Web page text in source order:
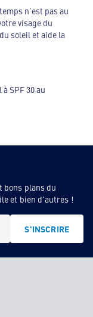
n’est pas au
visage du
soleil et aide la
SPF 30 au
bons plans du
et bien d'autres !
S'INSCRIRE